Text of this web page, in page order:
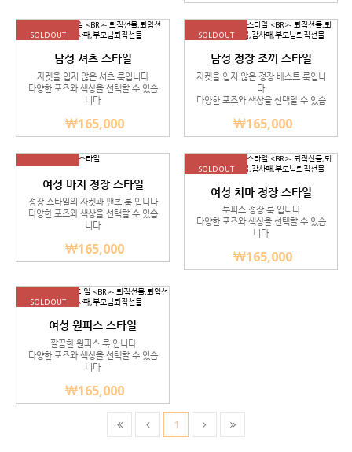
SOLDOUT
남성 셔츠 스타일
- 퇴직선물,퇴임선물,승진선물,감
사패,부모님퇴직선물
자켓을 입지 않은 셔츠 룩입니다
다양한 포즈와 색상을 선택할 수 있습
니다
165,000
SOLDOUT
남성 정장 조끼 스타일
- 퇴직선물,퇴임선물,승진선물,감
사패,부모님퇴직선물
자켓을 입지 않은 정장 베스트 룩입니
다
다양한 포즈와 색상을 선택할 수 있습
165,000
SOLDOUT
여성 바지 정장 스타일
정장 스타일의 자켓과 팬츠 룩 입니다
다양한 포즈와 색상을 선택할 수 있습
니다
165,000
SOLDOUT
여성 치마 정장 스타일
- 퇴직선물,퇴임선물,승진선물,감
사패,부모님퇴직선물
투피스 정장 룩 입니다
다양한 포즈와 색상을 선택할 수 있습
니다
165,000
SOLDOUT
여성 원피스 스타일
- 퇴직선물,퇴임선물,승진선물,감
사패,부모님퇴직선물
깔끔한 원피스 룩 입니다
다양한 포즈와 색상을 선택할 수 있습
니다
165,000
1